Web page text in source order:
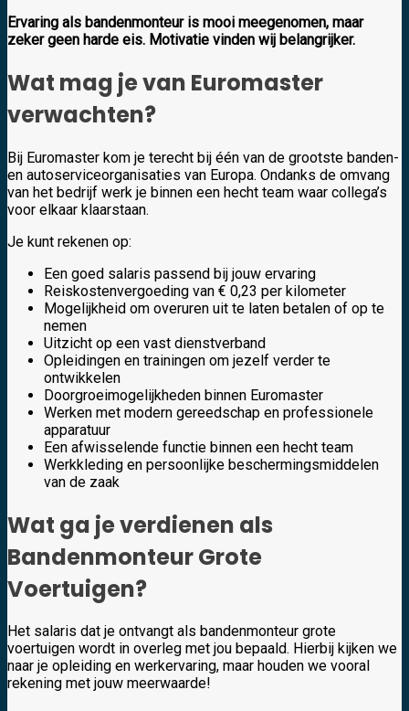
Ervaring als bandenmonteur is mooi meegenomen, maar
zeker geen harde eis. Motivatie vinden wij belangrijker.
Wat mag je van Euromaster
verwachten?
Bij Euromaster kom je terecht bij één van de grootste banden-
en autoserviceorganisaties van Europa. Ondanks de omvang
van het bedrijf werk je binnen een hecht team waar collega’s
voor elkaar klaarstaan.
Je kunt rekenen op:
Een goed salaris passend bij jouw ervaring
Reiskostenvergoeding van € 0,23 per kilometer
Mogelijkheid om overuren uit te laten betalen of op te
nemen
Uitzicht op een vast dienstverband
Opleidingen en trainingen om jezelf verder te
ontwikkelen
Doorgroeimogelijkheden binnen Euromaster
Werken met modern gereedschap en professionele
apparatuur
Een afwisselende functie binnen een hecht team
Werkkleding en persoonlijke beschermingsmiddelen
van de zaak
Wat ga je verdienen als
Bandenmonteur Grote
Voertuigen?
Het salaris dat je ontvangt als bandenmonteur grote
voertuigen wordt in overleg met jou bepaald. Hierbij kijken we
naar je opleiding en werkervaring, maar houden we vooral
rekening met jouw meerwaarde!